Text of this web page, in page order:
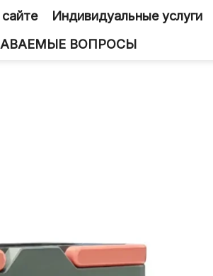
Индивидуальные услуги
ВОПРОСЫ